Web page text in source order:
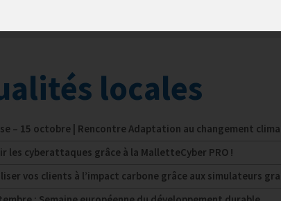
locales
– 15 octobre | Rencontre Adaptation au changement
les cyberattaques grâce à la MalletteCyber PRO !
vos clients à l’impact carbone grâce aux simulateurs